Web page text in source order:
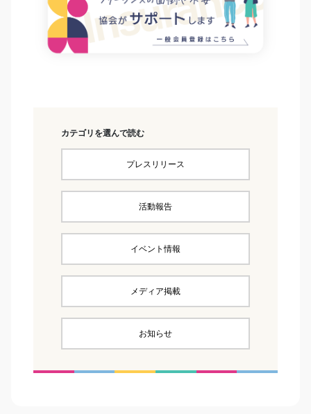
カテゴリを選んで読む
プレスリリース
活動報告
イベント情報
メディア掲載
お知らせ